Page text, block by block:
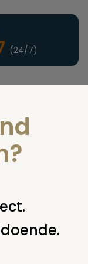
(24/7)
codicil,